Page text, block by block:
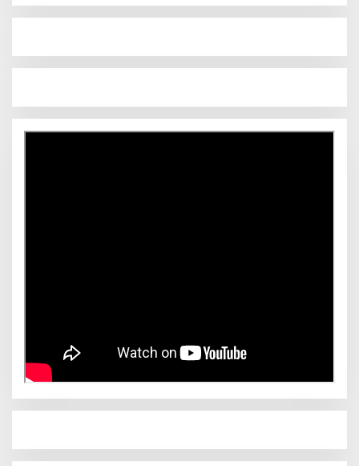
Tim Koalisi Bersama “Membangun Negeri”